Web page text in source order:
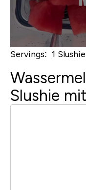
Servings: 1 Slushie
Slushie